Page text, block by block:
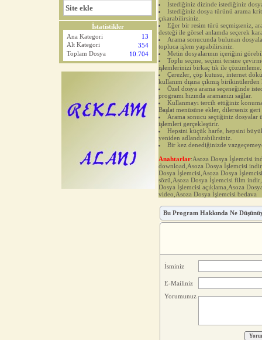
Site ekle
İstatistikler
Ana Kategori
13
Alt Kategori
354
Toplam Dosya 10.704
İstediğiniz dizinde istediğiniz
İstediğiniz dosya türünü arama
çıkarabilirsiniz.
Eğer bir resim türü seçmişseniz,
desteği ile görsel anlamda seçerek
Arama sonucunda bulunan
topluca işlem yapabilirsiniz.
Metin dosyalarının içeriğini
Toplu seçme, seçimi tersine
işlemlerinizi birkaç tık ile çözümleme.
Çerezler, çöp kutusu, internet
kullanım dışına çıkmış
Özel dosya arama seçeneğinde
programı hızında aramanızı sağlar.
Kullanmayı tercih ettiğiniz
Başlat menüsüne ekler, dilerseniz geri
Arama sonucu seçtiğiniz dosyalar
işlemleri gerçekleştirir.
Hepsini küçük harfe, hepsini
yeniden adlandırabilirsiniz.
Bir kez denediğinizde
Anahtarlar:Asoza Dosya İşlemcisi
download,Asoza Dosya İşlemcisi
Dosya İşlemcisi,Asoza Dosya
sözü,Asoza Dosya İşlemcisi film
Dosya İşlemcisi açıklama,Asoza
video,Asoza Dosya İşlemcisi bedava
Bu Program Hakkında Ne
İsminiz
E-Mailiniz
Yorumunuz